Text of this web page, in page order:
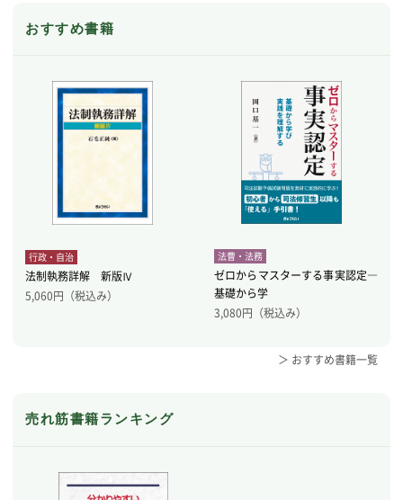
おすすめ書籍
行政・自治
法制執務詳解 新版Ⅳ
5,060円（税込み）
法曹・法務
ゼロからマスターする事実認定―
基礎から学
3,080円（税込み）
＞ おすすめ書籍一覧
売れ筋書籍ランキング